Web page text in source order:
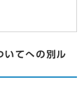
いてへの別ル